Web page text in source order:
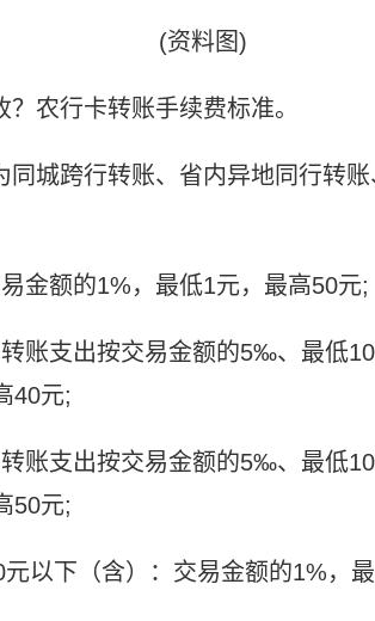
(资料图)
农行卡转账手续费标准。
同城跨行转账、省内异地同行转
金额的1%，最低1元，最高50元;
账支出按交易金额的5‰、最低
40元;
账支出按交易金额的5‰、最低
50元;
以下（含）：交易金额的1%，